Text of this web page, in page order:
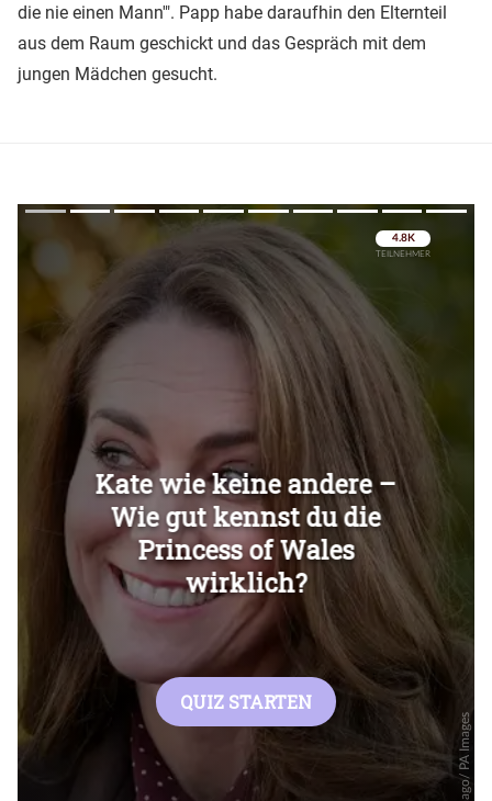
die nie einen Mann'". Papp habe daraufhin den Elternteil
aus dem Raum geschickt und das Gespräch mit dem
jungen Mädchen gesucht.
Überspringen